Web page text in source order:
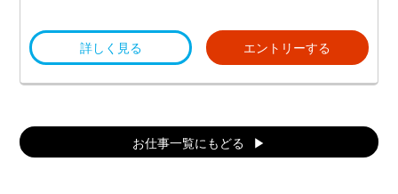
■勤務形態一部リモート勤務可(月・火・金:原則出社/
水・木:リモート選択可)
・慶弔休暇
詳しく見る
エントリーする
お仕事一覧にもどる